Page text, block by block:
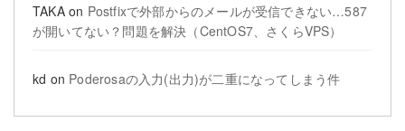
TAKAon Postfixで外部からのメールが受信できない…587
が開いてない？問題を解決（CentOS7、さくらVPS）
kd on Poderosaの入力(出力)が二重になってしまう件